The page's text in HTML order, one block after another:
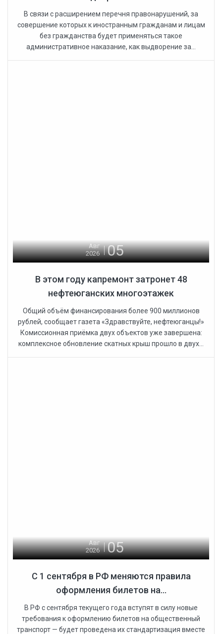
В связи с расширением перечня правонарушений, за
совершение которых к иностранным гражданам и лицам
без гражданства будет применяться такое
административное наказание, как выдворение за...
Авг
2026
05
В этом году капремонт затронет 48
нефтеюганских многоэтажек
Общий объём финансирования более 900 миллионов
рублей, сообщает газета «Здравствуйте, нефтеюганцы!»
Комиссионная приёмка двух объектов уже завершена:
комплексное обновление скатных крыш прошло в двух...
Авг
2026
05
С 1 сентября в РФ меняются правила
оформления билетов на...
В РФ с сентября текущего года вступят в силу новые
требования к оформлению билетов на общественный
транспорт — будет проведена их стандартизация вместе